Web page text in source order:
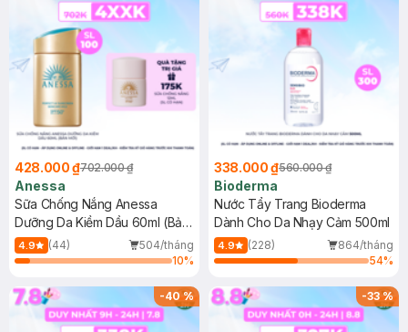
428.000 ₫702.000 ₫
Anessa
Sữa Chống Nắng Anessa
Dưỡng Da Kiềm Dầu 60ml (Bản
Mới)
4.9 (44)
504/tháng
10%
338.000 ₫560.000 ₫
Bioderma
Nước Tẩy Trang Bioderma
Dành Cho Da Nhạy Cảm 500ml
4.9 (228)
864/tháng
54%
-40% -33%